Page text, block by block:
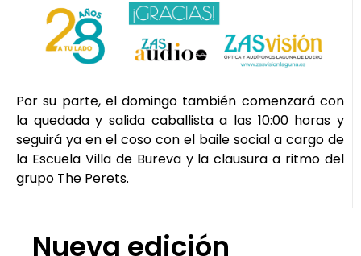
Por su parte, el domingo también comenzará con
la quedada y salida caballista a las 10:00 horas y
seguirá ya en el coso con el baile social a cargo de
la Escuela Villa de Bureva y la clausura a ritmo del
grupo The Perets.
Nueva edición